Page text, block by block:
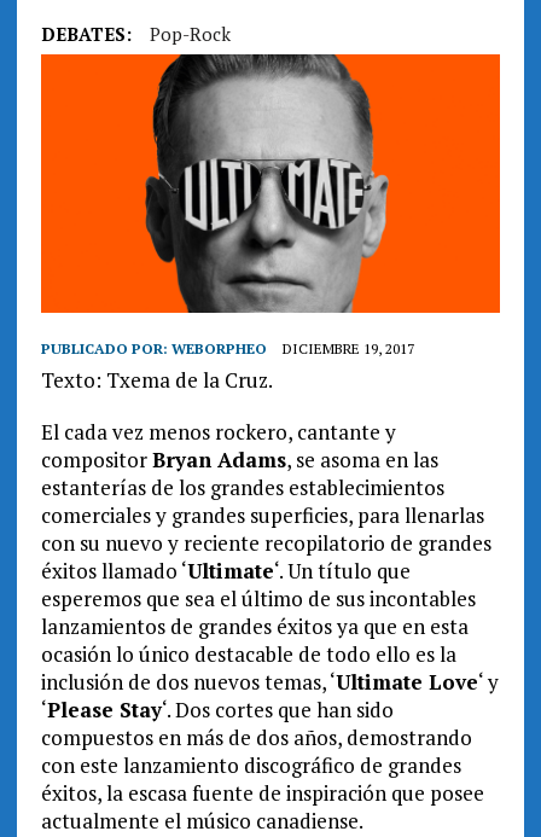
DEBATES: Pop-Rock
PUBLICADO POR: WEBORPHEO DICIEMBRE 19, 2017
Texto: Txema de la Cruz.
El cada vez menos rockero, cantante y
compositorBryan Adams, se asoma en las
estanterías de los grandes establecimientos
comerciales y grandes superficies, para llenarlas
con su nuevo y reciente recopilatorio de grandes
éxitos llamado ‘Ultimate‘. Un título que
esperemos que sea el último de sus incontables
lanzamientos de grandes éxitos ya que en esta
ocasión lo único destacable de todo ello es la
inclusión de dos nuevos temas, ‘Ultimate Love‘ y
‘Please Stay‘. Dos cortes que han sido
compuestos en más de dos años, demostrando
con este lanzamiento discográfico de grandes
éxitos, la escasa fuente de inspiración que posee
actualmente el músico canadiense.